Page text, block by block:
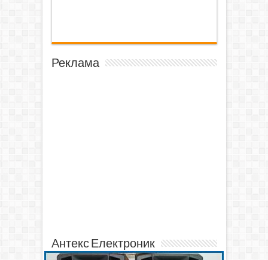
Реклама
Антекс Електроник